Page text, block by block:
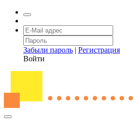
Забыли пароль | Регистрация
Войти